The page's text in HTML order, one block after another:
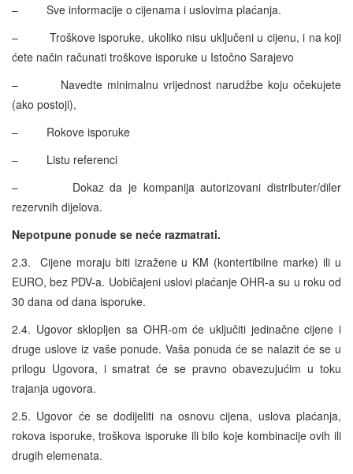
– Sve informacije o cijenama i uslovima plaćanja.
– Troškove isporuke, ukoliko nisu uključeni u cijenu, i na koji
ćete način računati troškove isporuke u Istočno Sarajevo
– Navedte minimalnu vrijednost narudžbe koju očekujete
(ako postoji),
– Rokove isporuke
– Listu referenci
– Dokaz da je kompanija autorizovani distributer/diler
rezervnih dijelova.
Nepotpune ponude se neće razmatrati.
2.3. Cijene moraju biti izražene u KM (kontertibilne marke) ili u
EURO, bez PDV-a. Uobičajeni uslovi plaćanje OHR-a su u roku od
30 dana od dana isporuke.
2.4. Ugovor sklopljen sa OHR-om će uključiti jedinačne cijene i
druge uslove iz vaše ponude. Vaša ponuda će se nalazit će se u
prilogu Ugovora, i smatrat će se pravno obavezujućim u toku
trajanja ugovora.
2.5. Ugovor će se dodijeliti na osnovu cijena, uslova plaćanja,
rokova isporuke, troškova isporuke ili bilo koje kombinacije ovih ili
drugih elemenata.